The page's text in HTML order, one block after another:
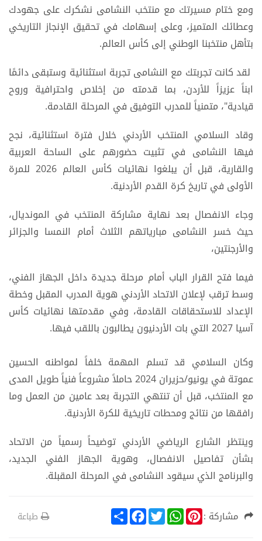
ومع ختام مسيرتك مع منتخب النشامى نشكرك على جهودك
وعطائك المتميز، وعلى إسهامك في تحقيق الإنجاز التاريخي
بتأهل منتخبنا الوطني إلى كأس العالم.
لقد كانت تجربتك مع النشامى تجربة استثنائية وستبقى دائمًا
ابناً عزيزاً للأردن، بما قدمته من إخلاص واحترافية وروح
قيادية"، متمنياً للمدرب التوفيق في المرحلة القادمة.
وقاد السلامي المنتخب الأردني خلال فترة استثنائية، نجح
فيها النشامى في تثبيت حضورهم على الساحة العربية
والقارية، قبل أن يبلغوا نهائيات كأس العالم 2026 للمرة
الأولى في تاريخ كرة القدم الأردنية.
وجاء الانفصال بعد نهاية مشاركة المنتخب في المونديال،
حيث خسر النشامى مبارياتهم الثلاث أمام النمسا والجزائر
والأرجنتين،
فيما فتح القرار الباب أمام مرحلة جديدة داخل الجهاز الفني،
وسط ترقب لإعلان الاتحاد الأردني هوية المدرب المقبل وخطة
الإعداد للاستحقاقات القادمة، وفي مقدمتها نهائيات كأس
آسيا 2027 التي بات الأردنيون يطالبون باللقب فيها.
وكان السلامي قد تسلم المهمة خلفاً لمواطنه الحسين
عموتة في يونيو/حزيران 2024 حاملاً مشروعاً فنياً طويل المدى
مع المنتخب، قبل أن تنتهي التجربة بعد عامين من العمل وما
رافقها من نتائج ومحطات تاريخية للكرة الأردنية.
وينتظر الشارع الرياضي الأردني توضيحاً رسمياً من الاتحاد
بشأن تفاصيل الانفصال، وهوية الجهاز الفني الجديد،
والبرنامج الذي سيقود النشامى في المرحلة المقبلة.
مشاركة : S
h
F
a
T
w
W
h
P
i طباعة